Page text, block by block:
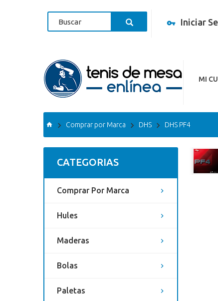
Iniciar
MI
Comprar por Marca DHS DHS PF4
CATEGORIAS
Comprar Por Marca
Hules
Maderas
Bolas
Paletas